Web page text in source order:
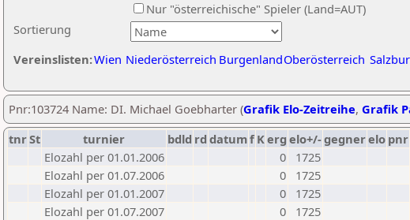
Sortierung
Nur "österreichische" Spieler (Land=AUT)
Vereinslisten:Wien Niederösterreich BurgenlandOberösterreich
Pnr:103724 Name: DI. Michael Goebharter (Grafik Elo-Zeitreihe, Grafik
tnrSt turnier bdld rd datumf Kerg elo+/-gegnerelo pnr
Elozahl per 01.01.2006
0
1725
Elozahl per 01.07.2006
0
1725
Elozahl per 01.01.2007
0
1725
Elozahl per 01.07.2007
0
1725